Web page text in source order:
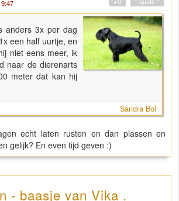
anders 3x per dag
een half uurtje, en
niet eens meer, ik
naar de dierenarts
meter dat kan hij
Sandra Bol
echt laten rusten en dan plassen en
gelijk? En even tijd geven :)
- baasje van Vika .